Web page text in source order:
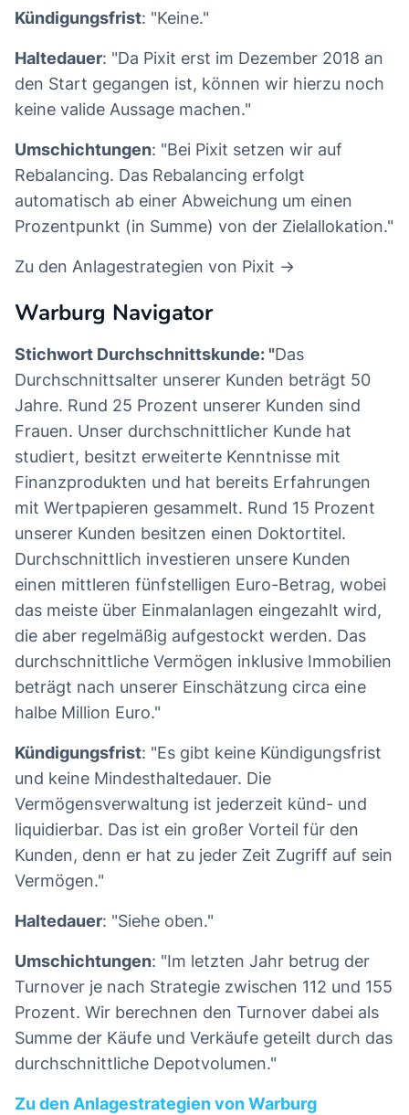
Kündigungsfrist: "Keine."
Haltedauer: "Da Pixit erst im Dezember 2018 an
den Start gegangen ist, können wir hierzu noch
keine valide Aussage machen."
Umschichtungen: "Bei Pixit setzen wir auf
Rebalancing. Das Rebalancing erfolgt
automatisch ab einer Abweichung um einen
Prozentpunkt (in Summe) von der Zielallokation."
Zu den Anlagestrategien von Pixit →
Warburg Navigator
Stichwort Durchschnittskunde: "Das
Durchschnittsalter unserer Kunden beträgt 50
Jahre. Rund 25 Prozent unserer Kunden sind
Frauen. Unser durchschnittlicher Kunde hat
studiert, besitzt erweiterte Kenntnisse mit
Finanzprodukten und hat bereits Erfahrungen
mit Wertpapieren gesammelt. Rund 15 Prozent
unserer Kunden besitzen einen Doktortitel.
Durchschnittlich investieren unsere Kunden
einen mittleren fünfstelligen Euro-Betrag, wobei
das meiste über Einmalanlagen eingezahlt wird,
die aber regelmäßig aufgestockt werden. Das
durchschnittliche Vermögen inklusive Immobilien
beträgt nach unserer Einschätzung circa eine
halbe Million Euro."
Kündigungsfrist: "Es gibt keine Kündigungsfrist
und keine Mindesthaltedauer. Die
Vermögensverwaltung ist jederzeit künd- und
liquidierbar. Das ist ein großer Vorteil für den
Kunden, denn er hat zu jeder Zeit Zugriff auf sein
Vermögen."
Haltedauer: "Siehe oben."
Umschichtungen: "Im letzten Jahr betrug der
Turnover je nach Strategie zwischen 112 und 155
Prozent. Wir berechnen den Turnover dabei als
Summe der Käufe und Verkäufe geteilt durch das
durchschnittliche Depotvolumen."
Zu den Anlagestrategien von Warburg